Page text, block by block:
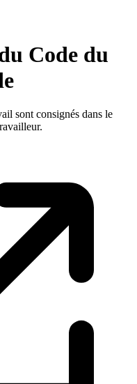
Code du
sont consignés dans le